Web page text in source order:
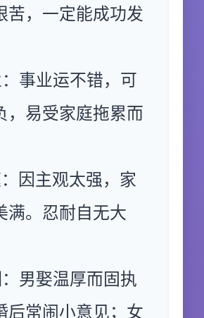
苦，一定能成功发
事业运不错，可
，易受家庭拖累而
因主观太强，家
满。忍耐自无大
男娶温厚而固执
后常闹小意见；女